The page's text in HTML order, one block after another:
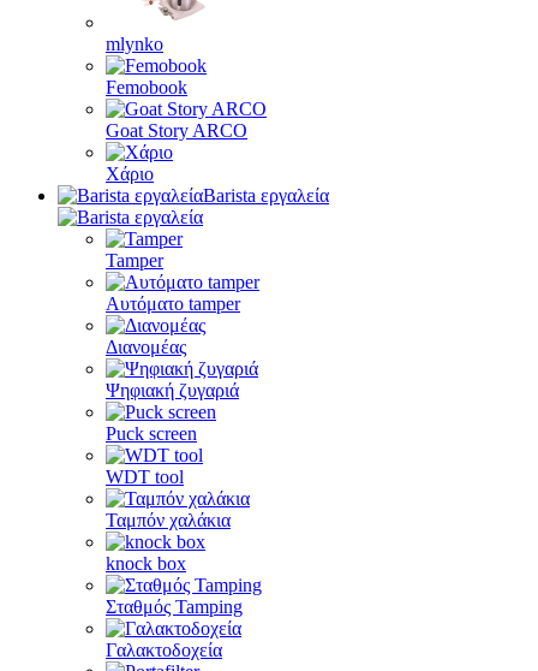
mlynko
Femobook
Goat Story ARCO
Χάριο
Barista εργαλεία
Tamper
Αυτόματο tamper
Διανομέας
Ψηφιακή ζυγαριά
Puck screen
WDT tool
Ταμπόν χαλάκια
knock box
Σταθμός Tamping
Γαλακτοδοχεία